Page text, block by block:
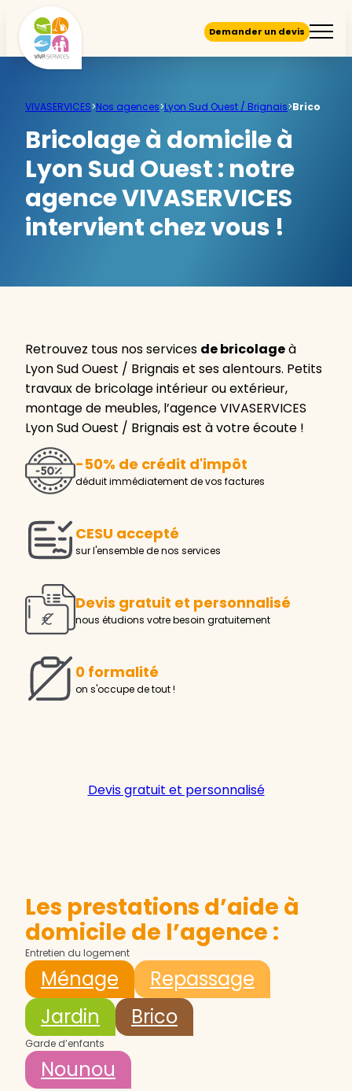
Demander un devis
VIVASERVICES>Nos agences>Lyon Sud Ouest / Brignais>Brico
Bricolage à domicile à
Lyon Sud Ouest : notre
agence VIVASERVICES
intervient chez vous !
Retrouvez tous nos services de bricolageà
Lyon Sud Ouest / Brignais et ses alentours. Petits
travaux de bricolage intérieur ou extérieur,
montage de meubles, l’agence VIVASERVICES
Lyon Sud Ouest / Brignais est à votre écoute !
-50% de crédit d'impôt
déduit immédiatement de vos factures
CESU accepté
sur l'ensemble de nos services
Devis gratuit et personnalisé
nous étudions votre besoin gratuitement
0 formalité
on s'occupe de tout !
Devis gratuit et personnalisé
Les prestations d’aide à
domicile de l’agence :
Entretien du logement
Ménage
Repassage
Jardin
Brico
Garde d’enfants
Nounou